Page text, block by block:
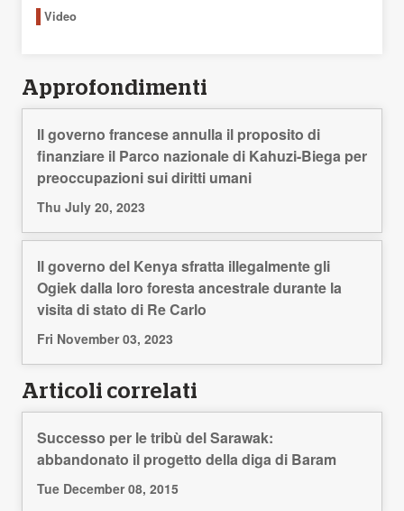
Video
Approfondimenti
Il governo francese annulla il proposito di
finanziare il Parco nazionale di Kahuzi-Biega per
preoccupazioni sui diritti umani
Thu July 20, 2023
Il governo del Kenya sfratta illegalmente gli
Ogiek dalla loro foresta ancestrale durante la
visita di stato di Re Carlo
Fri November 03, 2023
Articoli correlati
Successo per le tribù del Sarawak:
abbandonato il progetto della diga di Baram
Tue December 08, 2015